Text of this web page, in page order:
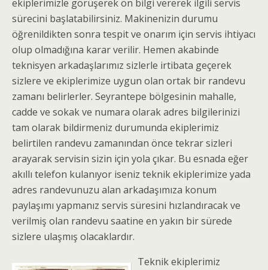
ekiplerimizle görüşerek ön bilgi vererek ilgili servis
sürecini başlatabilirsiniz. Makinenizin durumu
öğrenildikten sonra tespit ve onarım için servis ihtiyacı
olup olmadığına karar verilir. Hemen akabinde
teknisyen arkadaşlarımız sizlerle irtibata geçerek
sizlere ve ekiplerimize uygun olan ortak bir randevu
zamanı belirlerler. Seyrantepe bölgesinin mahalle,
cadde ve sokak ve numara olarak adres bilgilerinizi
tam olarak bildirmeniz durumunda ekiplerimiz
belirtilen randevu zamanından önce tekrar sizleri
arayarak servisin sizin için yola çıkar. Bu esnada eğer
akıllı telefon kulanıyor iseniz teknik ekiplerimize yada
adres randevunuzu alan arkadaşımıza konum
paylaşımı yapmanız servis süresini hızlandıracak ve
verilmiş olan randevu saatine en yakın bir sürede
sizlere ulaşmış olacaklardır.
Teknik ekiplerimiz